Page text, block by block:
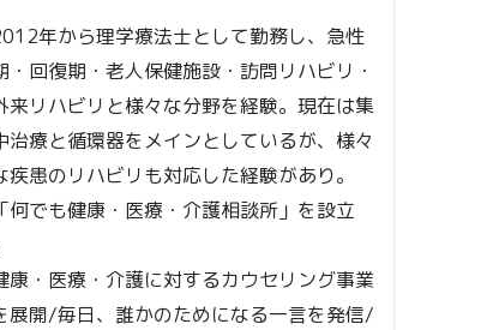
年から理学療法士として勤務し、急性
・回復期・老人保健施設・訪問リハビリ・
来リハビリと様々な分野を経験。現在は集
治療と循環器をメインとしているが、様々
疾患のリハビリも対応した経験があり。
「何でも健康・医療・介護相談所」を設立
康・医療・介護に対するカウセリング事業
展開/毎日、誰かのためになる一言を発信/